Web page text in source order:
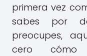
primera vez
sabes por
preocupes,
cero cómo